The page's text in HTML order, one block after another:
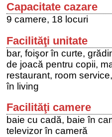
Capacitate cazare
9 camere, 18 locuri
Facilităţi unitate
bar, foişor în curte,
de joacă pentru copii,
restaurant, room
în living
Facilităţi camere
baie cu cadă, baie în
televizor în cameră